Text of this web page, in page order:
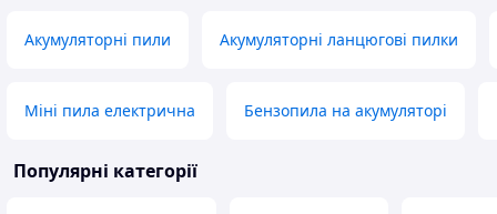
Акумуляторні пили Акумуляторні ланцюгові пилки
Міні пила електрична Бензопила на акумуляторі
Популярні категорії